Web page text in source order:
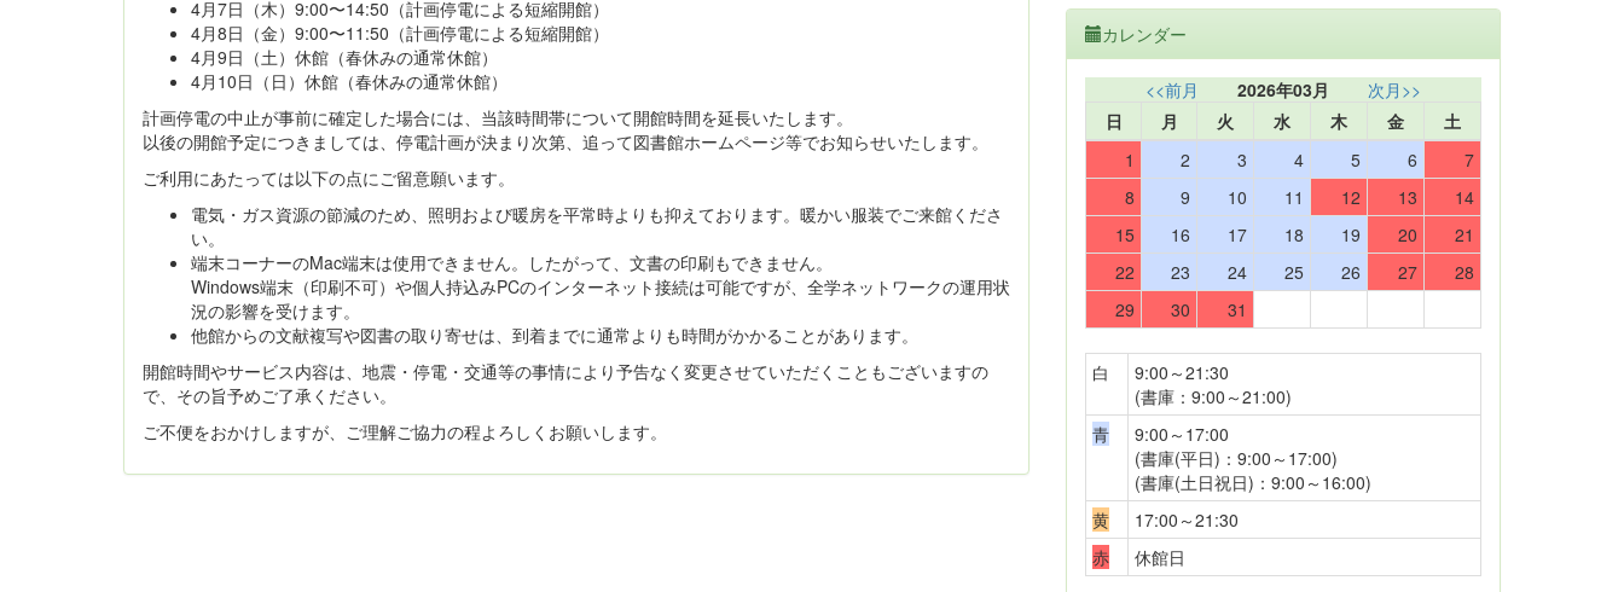
4月7日（木）9:00〜14:50（計画停電による短縮開館）
4月8日（金）9:00〜11:50（計画停電による短縮開館）
4月9日（土）休館（春休みの通常休館）
4月10日（日）休館（春休みの通常休館）
計画停電の中止が事前に確定した場合には、当該時間帯について開館時間を延長いたします。
以後の開館予定につきましては、停電計画が決まり次第、追って図書館ホームページ等でお知らせいたします。
ご利用にあたっては以下の点にご留意願います。
電気・ガス資源の節減のため、照明および暖房を平常時よりも抑えております。暖かい服装でご来館くださ
い。
端末コーナーのMac端末は使用できません。したがって、文書の印刷もできません。
Windows端末（印刷不可）や個人持込みPCのインターネット接続は可能ですが、全学ネットワークの運用状
況の影響を受けます。
他館からの文献複写や図書の取り寄せは、到着までに通常よりも時間がかかることがあります。
開館時間やサービス内容は、地震・停電・交通等の事情により予告なく変更させていただくこともございますの
で、その旨予めご了承ください。
ご不便をおかけしますが、ご理解ご協力の程よろしくお願いします。
カレンダー
<<前月 2026年03月
次月>>
日
月 火 水 木 金
土
1
2 3 4 5 6
7
8
9 10 11 12 13
14
15
16 17 18 19 20
21
22
23 24 25 26 27
28
29
30 31
白
9:00～21:30
(書庫：9:00～21:00)
青
9:00～17:00
(書庫(平日)：9:00～17:00)
(書庫(土日祝日)：9:00～16:00)
黄
17:00～21:30
赤
休館日